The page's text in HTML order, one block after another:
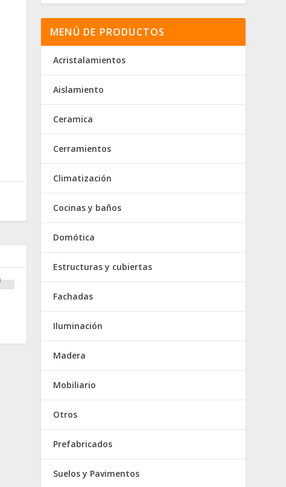
MENÚ DE PRODUCTOS
Acristalamientos
Aislamiento
Ceramica
Cerramientos
Climatización
Cocinas y baños
Domótica
Estructuras y cubiertas
Fachadas
Iluminación
Madera
Mobiliario
Otros
Prefabricados
Suelos y Pavimentos